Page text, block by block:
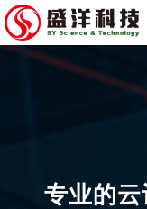
专业的